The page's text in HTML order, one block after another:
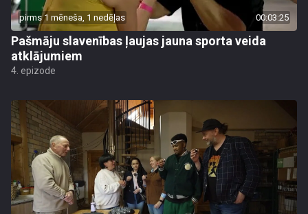
pirms 1 mēneša, 1 nedēļas 00:03:25
Pašmāju slavenības ļaujas jauna sporta veida
atklājumiem
4. epizode